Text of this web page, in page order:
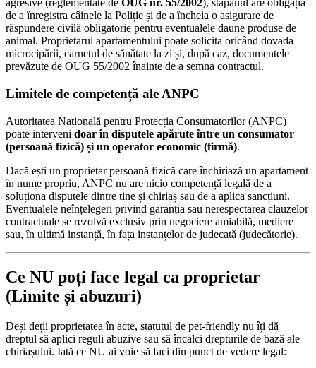
agresive (reglementate de OUG nr. 55/2002), stăpânul are obligația
de a înregistra câinele la Poliție și de a încheia o asigurare de
răspundere civilă obligatorie pentru eventualele daune produse de
animal. Proprietarul apartamentului poate solicita oricând dovada
microcipării, carnetul de sănătate la zi și, după caz, documentele
prevăzute de OUG 55/2002 înainte de a semna contractul.
Limitele de competență ale ANPC
Autoritatea Națională pentru Protecția Consumatorilor (ANPC)
poate interveni doar în disputele apărute între un consumator
(persoană fizică) și un operator economic (firmă).
Dacă ești un proprietar persoană fizică care închiriază un apartament
în nume propriu, ANPC nu are nicio competență legală de a
soluționa disputele dintre tine și chiriaș sau de a aplica sancțiuni.
Eventualele neînțelegeri privind garanția sau nerespectarea clauzelor
contractuale se rezolvă exclusiv prin negociere amiabilă, mediere
sau, în ultimă instanță, în fața instanțelor de judecată (judecătorie).
Ce NU poți face legal ca proprietar
(Limite și abuzuri)
Deși deții proprietatea în acte, statutul de pet-friendly nu îți dă
dreptul să aplici reguli abuzive sau să încalci drepturile de bază ale
chiriașului. Iată ce NU ai voie să faci din punct de vedere legal: